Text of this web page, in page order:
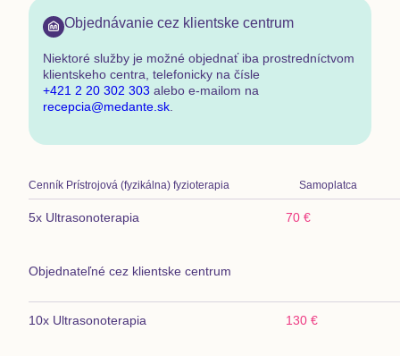
Objednávanie cez klientske centrum
Niektoré služby je možné objednať iba prostredníctvom
klientskeho centra telefonicky na čísle
+421 2 20 302 303 alebo e-mailom na
recepcia@medante.sk
Cenník Prístrojová (fyzikálna) fyzioterapia Samoplatca
5x Ultrasonoterapia
Objednateľné cez klientske centrum
70 €
10x Ultrasonoterapia 130 €